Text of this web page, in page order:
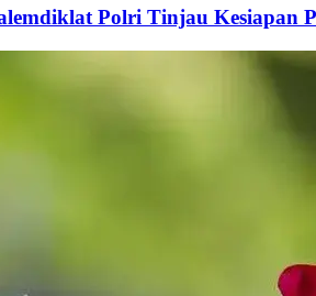
Polri Tinjau Kesiapan